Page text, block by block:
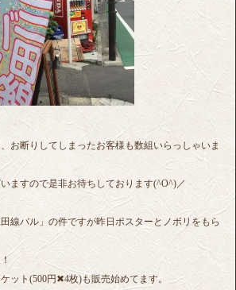
お断りしてしまったお客様も数組いらっしゃいま
ますので是非お待ちしております(^O^)／
線バル」の件ですが昨日ポスターとノボリをもら
ット(500円✖︎4枚)も販売始めてます。